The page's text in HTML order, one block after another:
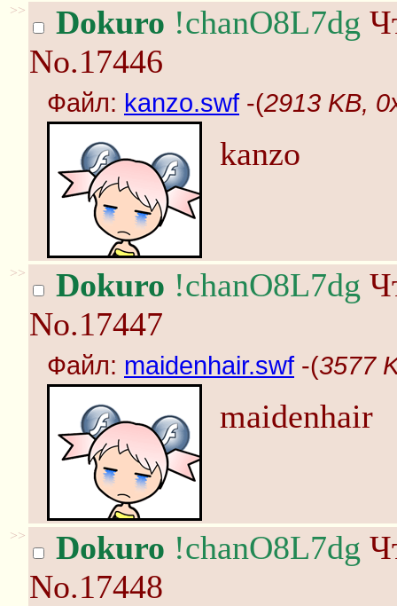
>> Dokuro !chanO8L7dg
No.17446
Файл: kanzo.swf -(2913 KB,
kanzo
>> Dokuro !chanO8L7dg
No.17447
Файл: maidenhair.swf -(3577
maidenhair
>> Dokuro !chanO8L7dg
No.17448